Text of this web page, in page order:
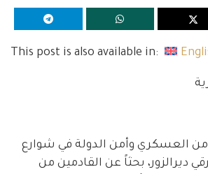
This post is also available in:
العسكري وأمن الدولة في شوارع
ديرالزور، بحثاً عن القادمين من